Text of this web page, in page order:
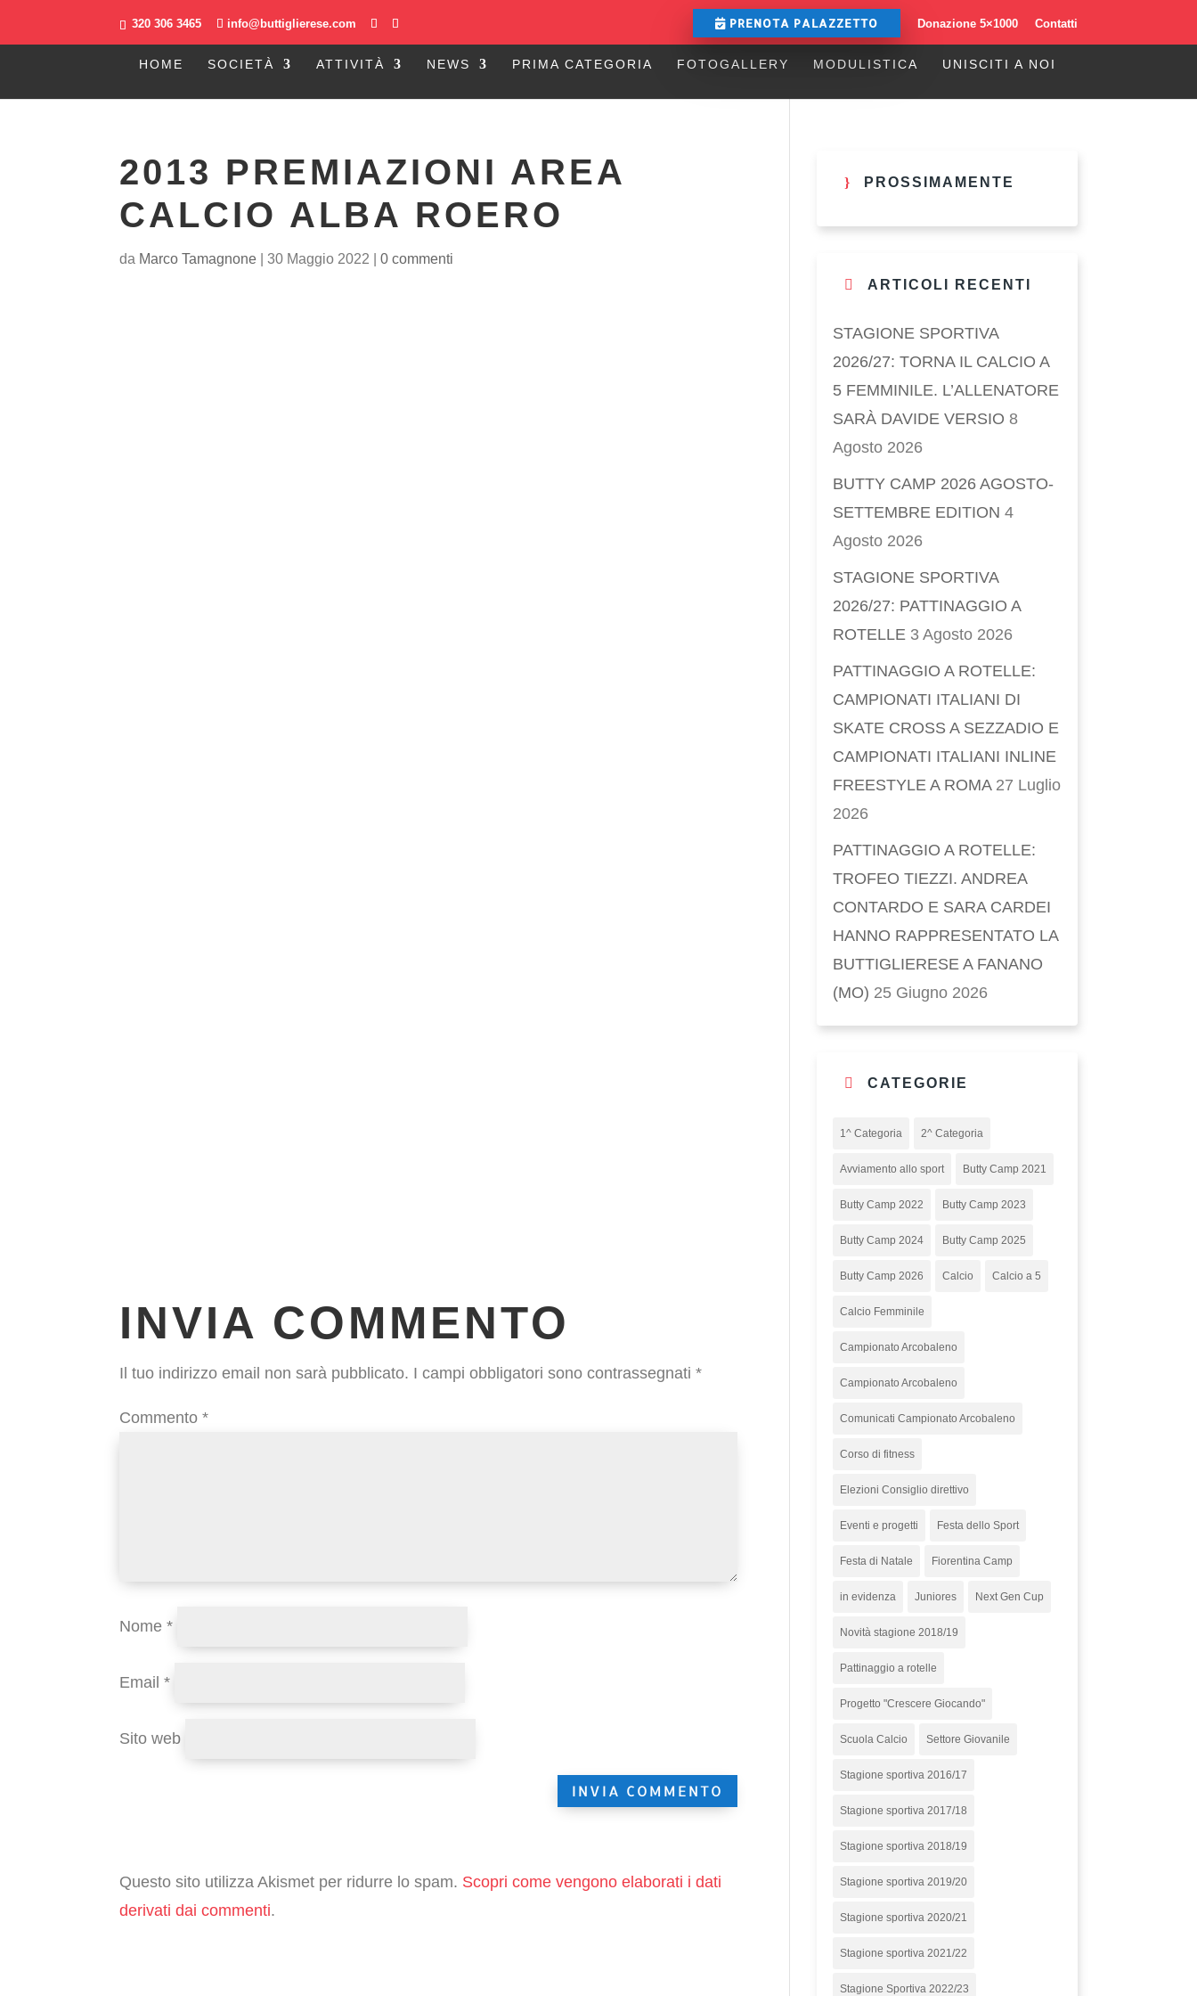
320 306 3465 info@buttiglierese.com PRENOTA PALAZZETTO Donazione 5×1000 Contatti
HOME SOCIETÀ ATTIVITÀ NEWS PRIMA CATEGORIA FOTOGALLERY MODULISTICA UNISCITI A NOI
2013 PREMIAZIONI AREA
CALCIO ALBA ROERO
da Marco Tamagnone |30 Maggio 2022 |0 commenti
INVIA COMMENTO
Il tuo indirizzo email non sarà pubblicato. I campi obbligatori sono contrassegnati*
Commento*
Nome*
Email*
Sito web
Questo sito utilizza Akismet per ridurre lo spam. Scopri come vengono elaborati i dati
derivati dai commenti.
PROSSIMAMENTE
ARTICOLI RECENTI
STAGIONE SPORTIVA
2026/27: TORNA IL CALCIO A
5 FEMMINILE. L’ALLENATORE
SARÀ DAVIDE VERSIO 8
Agosto 2026
BUTTY CAMP 2026 AGOSTO-
SETTEMBRE EDITION 4
Agosto 2026
STAGIONE SPORTIVA
2026/27: PATTINAGGIO A
ROTELLE 3 Agosto 2026
PATTINAGGIO A ROTELLE:
CAMPIONATI ITALIANI DI
SKATE CROSS A SEZZADIO E
CAMPIONATI ITALIANI INLINE
FREESTYLE A ROMA 27 Luglio
2026
PATTINAGGIO A ROTELLE:
TROFEO TIEZZI. ANDREA
CONTARDO E SARA CARDEI
HANNO RAPPRESENTATO LA
BUTTIGLIERESE A FANANO
(MO) 25 Giugno 2026
CATEGORIE
1^ Categoria 2^ Categoria
Avviamento allo sport Butty Camp 2021
Butty Camp 2022 Butty Camp 2023
Butty Camp 2024 Butty Camp 2025
Butty Camp 2026 Calcio Calcio a 5
Calcio Femminile
Campionato Arcobaleno
Campionato Arcobaleno
Comunicati Campionato Arcobaleno
Corso di fitness
Elezioni Consiglio direttivo
Eventi e progetti Festa dello Sport
Festa di Natale Fiorentina Camp
in evidenza Juniores Next Gen Cup
Novità stagione 2018/19
Pattinaggio a rotelle
Progetto "Crescere Giocando"
Scuola Calcio Settore Giovanile
Stagione sportiva 2016/17
Stagione sportiva 2017/18
Stagione sportiva 2018/19
Stagione sportiva 2019/20
Stagione sportiva 2020/21
Stagione sportiva 2021/22
Stagione Sportiva 2022/23